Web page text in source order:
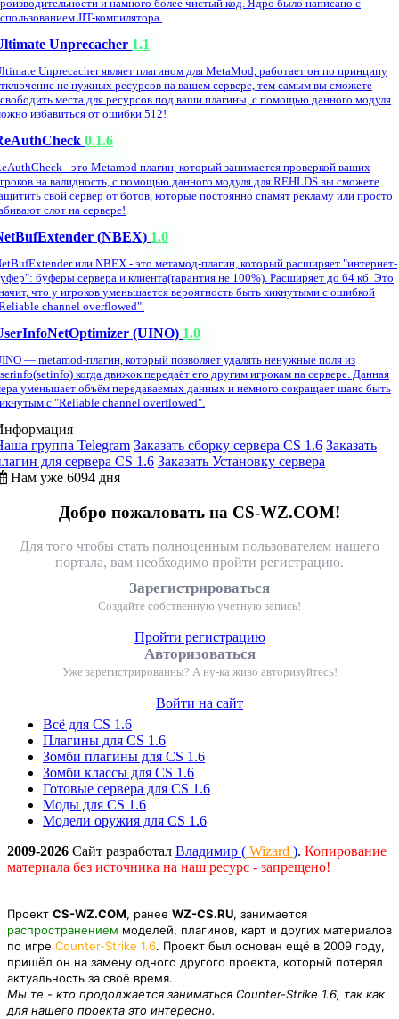
и намного более чистый код. Ядро было написано с
JIT-компилятора.
Unprecacher 1.1
Unprecacher являет плагином для MetaMod, работает он по принципу
не нужных ресурсов на вашем сервере, тем самым вы сможете
места для ресурсов под ваши плагины, с помощью данного модуля
избавиться от ошибки 512!
0.1.6
- это Metamod плагин, который занимается проверкой ваших
на валидность, с помощью данного модуля для REHLDS вы сможете
свой сервер от ботов, которые постоянно спамят рекламу или просто
слот на сервере!
(NBEX) 1.0
или NBEX - это метамод-плагин, который расширяет "интернет-
буферы сервера и клиента(гарантия не 100%). Расширяет до 64 кб. Это
что у игроков уменьшается вероятность быть кикнутыми с ошибкой
channel overflowed".
(UINO) 1.0
— metamod-плагин, который позволяет удалять ненужные поля из
когда движок передаёт его другим игрокам на сервере. Данная
уменьшает объём передаваемых данных и немного сокращает шанс быть
с "Reliable channel overflowed".
группа Telegram Заказать сборку сервера CS 1.6 Заказать
для сервера CS 1.6 Заказать Установку сервера
Нам уже 6094 дня
Добро пожаловать на CS-WZ.COM!
Для того чтобы стать полноценным пользователем нашего
портала, вам необходимо пройти регистрацию.
Зарегистрироваться
Создайте собственную учетную запись!
Пройти регистрацию
Авторизоваться
Уже зарегистрированны? А ну-ка живо авторизуйтесь!
Войти на сайт
Всё для CS 1.6
Плагины для CS 1.6
Зомби плагины для CS 1.6
Зомби классы для CS 1.6
Готовые сервера для CS 1.6
Моды для CS 1.6
Модели оружия для CS 1.6
2009-2026 Сайт разработал Владимир ( Wizard ). Копирование
материала без источника на наш ресурс - запрещено!
Проект CS-WZ.COM, ранее WZ-CS.RU, занимается
распространением моделей, плагинов, карт и других материалов
по игре Counter-Strike 1.6. Проект был основан ещё в 2009 году,
пришёл он на замену одного другого проекта, который потерял
актуальность за своё время.
Мы те - кто продолжается заниматься Counter-Strike 1.6, так как
для нашего проекта это интересно.